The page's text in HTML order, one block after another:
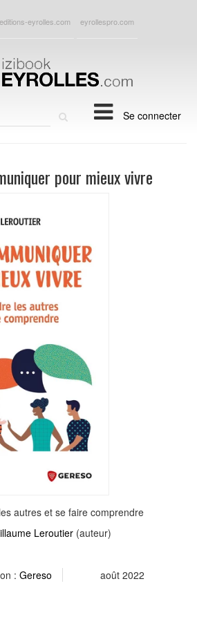
editions-eyrolles.com eyrollespro.com
Se connecter
pour mieux vivre
autres et se faire comprendre
Leroutier (auteur)
: Gereso août 2022